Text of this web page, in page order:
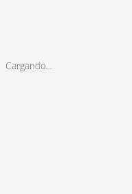
Cargando...